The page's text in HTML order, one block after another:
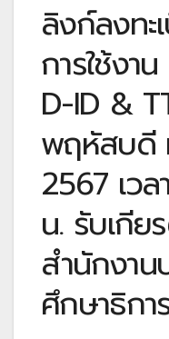
ลิงก์ลงทะ
การใช้งา
D-ID &
พฤหัสบดี
2567 เว
น. รับเกีย
สำนักงาน
ศึกษาธิกา